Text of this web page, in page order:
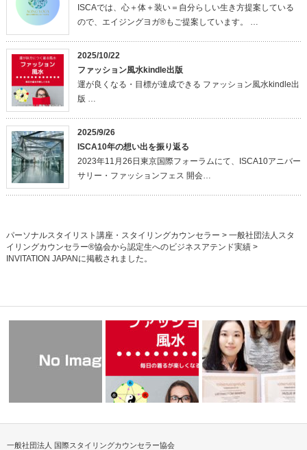
ISCAでは、心＋体＋装い＝自分らしい生き方提案している
ので、エイジングヨガ®もご提案しています。 …
2025/10/22
ファッション風水kindle出版
運が良くなる・目標が達成できる ファッション風水kindle出
版 …
2025/9/26
ISCA10年の想い出を振り返る
2023年11月26日東京国際フォーラムにて、ISCA10アニバー
サリー・ファッションフェス 開会…
パーソナルスタイリスト講座・スタイリングカウンセラー > 一般社団法人スタ
イリングカウンセラー®協会から認定生へのビジネスアテンド実績>
INVITATION JAPANに掲載されました。
一般社団法人 国際スタイリングカウンセラー協会